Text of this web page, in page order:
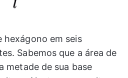
hexágono em seis
Sabemos que a área de
metade de sua base